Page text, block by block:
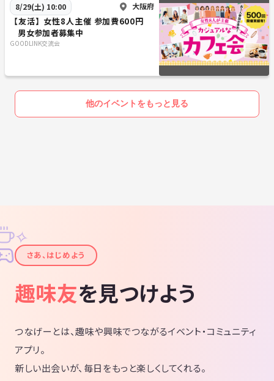
8/29(土) 10:00 大阪府
【友活】女性8人主催 参加費600円
男女参加者募集中
GOODLINK交流会
他のイベントをもっと見る
✦
✧
さあ、はじめよう
趣味友を見つけよう
つなげーとは、趣味や興味でつながるイベント・コミュニティ
アプリ。
新しい出会いが、毎日をもっと楽しくしてくれる。